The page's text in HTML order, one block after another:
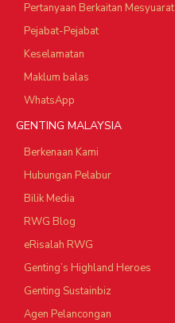
Pertanyaan Berkaitan Mesyuarat
Pejabat-Pejabat
Keselamatan
Maklum balas
WhatsApp
GENTING MALAYSIA
Berkenaan Kami
Hubungan Pelabur
Bilik Media
RWG Blog
eRisalah RWG
Genting’s Highland Heroes
Genting Sustainbiz
Agen Pelancongan